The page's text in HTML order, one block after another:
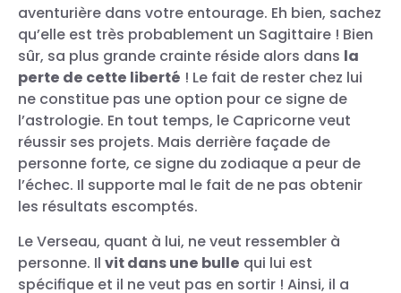
aventurière dans votre entourage. Eh bien, sachez
qu’elle est très probablement un Sagittaire ! Bien
sûr, sa plus grande crainte réside alors dans la
perte de cette liberté ! Le fait de rester chez lui
ne constitue pas une option pour ce signe de
l’astrologie. En tout temps, le Capricorne veut
réussir ses projets. Mais derrière façade de
personne forte, ce signe du zodiaque a peur de
l’échec. Il supporte mal le fait de ne pas obtenir
les résultats escomptés.
Le Verseau, quant à lui, ne veut ressembler à
personne. Il vit dans une bulle qui lui est
spécifique et il ne veut pas en sortir ! Ainsi, il a